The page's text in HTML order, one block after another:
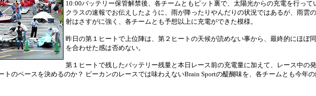
10:00バッテリー保管解禁後、各チームともピット裏で、太陽光からの充電を行って
クラスの速報でお伝えしたように、雨が降ったりやんだりの状況ではあるが、雨雲
射はさすがに強く、各チームとも予想以上に充電ができた模様。
昨日の第１ヒートで上位陣は、第２ヒートの天候が読めない事から、最終的にほぼ
を合わせた感は否めない。
第１ヒートで残したバッテリー残量と本日レース前の充電量に加えて、レース中の
トのペースを決めるのか？ ピーカンのレースでは味わえないBrain Sportの醍醐味を、各チームとも今年